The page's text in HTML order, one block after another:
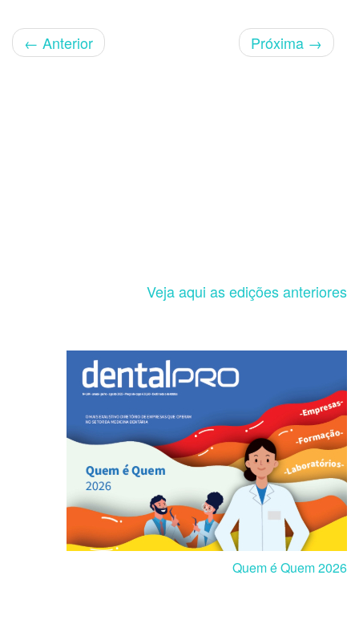
← Anterior Próxima →
Veja aqui as edições anteriores
Quem é Quem 2026